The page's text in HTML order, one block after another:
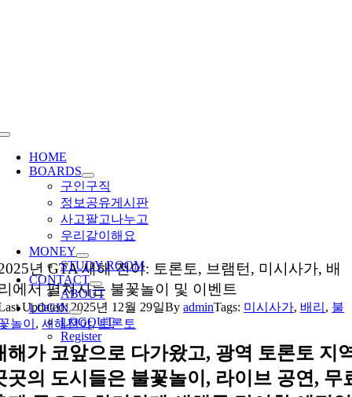
Toggle
Navigation
HOME
BOARDS
구인구직
정보공유게시판
사고팔고나누고
우리같이해요
MONEY
STUDY ROOM
CONTACT
ABOUT
LOGIN
LOGOUT
Register
년 GTA 새해 전야: 토론토, 브램턴, 미시사가, 배
에서 펼쳐지는 불꽃놀이 및 이벤트
Updated: 2025년 12월 29일ByadminTags: 미시사가, 배리 , 불
놀이 ,새해전야,토론토
해가 코앞으로 다가왔고, 광역 토론토 지
곳의 도시들은 불꽃놀이, 라이브 공연, 무